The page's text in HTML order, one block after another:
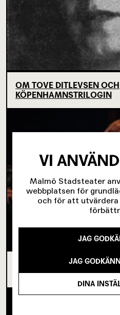
OM TOVE DITLEVSEN OCH
KÖPENHAMNSTRILOGIN
I SPRICKAN MELLAN DET
SOM ÄNNU INTE BÖRJAT
VI
Malmö Stadsteater
webbplatsen för
och för att utvärdera
JAG
JAG
DINA